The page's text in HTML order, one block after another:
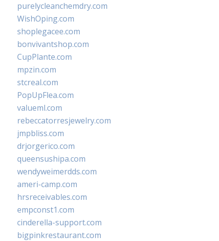
purelycleanchemdry.com
WishOping.com
shoplegacee.com
bonvivantshop.com
CupPlante.com
mpzin.com
stcreal.com
PopUpFlea.com
valueml.com
rebeccatorresjewelry.com
jmpbliss.com
drjorgerico.com
queensushipa.com
wendyweimerdds.com
ameri-camp.com
hrsreceivables.com
empconst1.com
cinderella-support.com
bigpinkrestaurant.com